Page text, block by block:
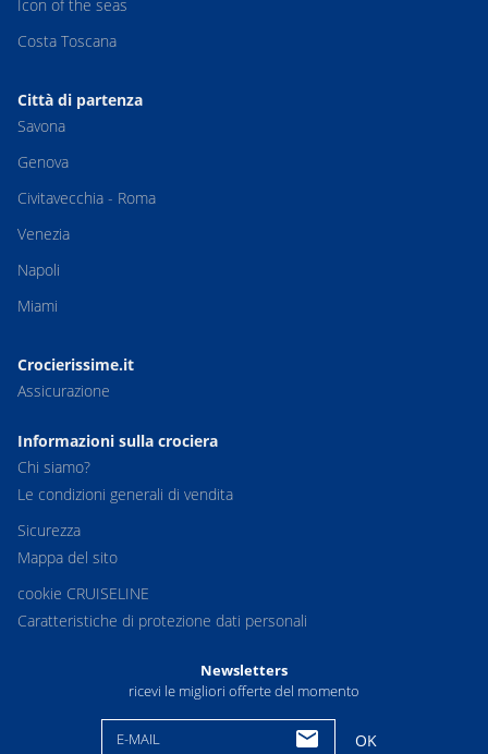
Icon of the seas
Costa Toscana
Città di partenza
Savona
Genova
Civitavecchia - Roma
Venezia
Napoli
Miami
Crocierissime.it
Assicurazione
Informazioni sulla crociera
Chi siamo?
Le condizioni generali di vendita
Sicurezza
Mappa del sito
cookie CRUISELINE
Caratteristiche di protezione dati personali
Newsletters
ricevi le migliori offerte del momento
E-MAIL OK